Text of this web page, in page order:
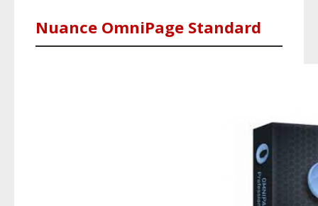
Nuance OmniPage Standard